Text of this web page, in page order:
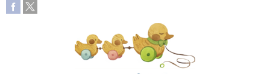
Protéger les enfants
Face au handicap